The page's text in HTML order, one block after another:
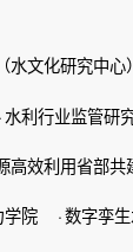
文化研究中心）
· 水利行业监管研
效利用省部共
学院 ·数字孪